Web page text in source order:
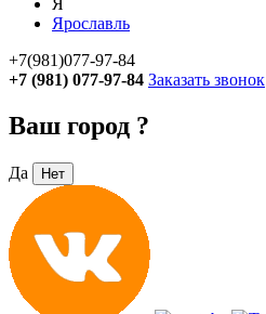
Я
Ярославль
+7(981)077-97-84
+7 (981) 077-97-84 Заказать звонок
Ваш город ?
Да Нет